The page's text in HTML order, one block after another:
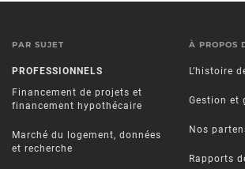
PAR SUJET
PROFESSIONNELS
Financement de projets et
financement hypothécaire
Marché du logement, données
et recherche
À PROPOS
L’histoire
Gestion et
Nos
Rapports